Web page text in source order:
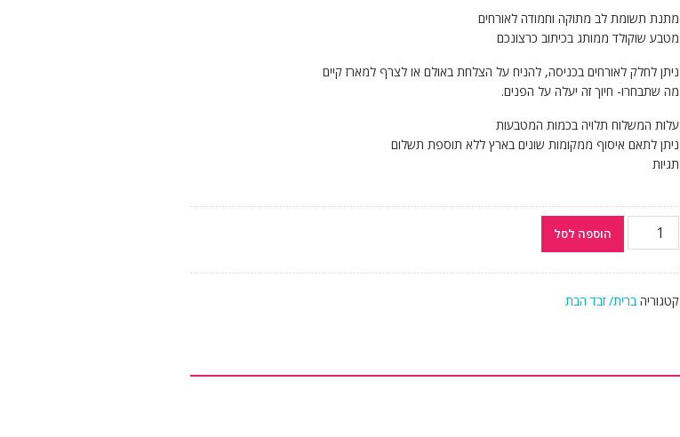
מתנת תשומת לב מתוקה וחמודה לאורחים
מטבע שוקולד ממותג בכיתוב כרצונכם
ניתן לחלק לאורחים בכניסה, להניח על הצלחת באולם או לצרף למארז קיים
מה שתבחרו- חיוך זה יעלה על הפנים.
עלות המשלוח תלויה בכמות המטבעות
ניתן לתאם איסוף ממקומות שונים בארץ ללא תוספת תשלום
תגיות
הוספה לסל
קטגוריה ברית/ זבד הבת